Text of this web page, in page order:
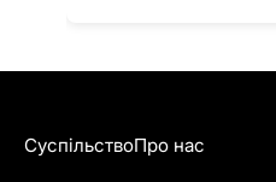
СуспільствоПро нас